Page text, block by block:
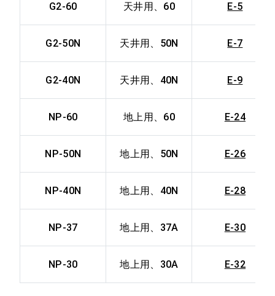
G2-60 天井用、60 E-5
G2-50N 天井用、50N E-7
G2-40N 天井用、40N E-9
NP-60 地上用、60 E-24
NP-50N 地上用、50N E-26
NP-40N 地上用、40N E-28
NP-37 地上用、37A E-30
NP-30 地上用、30A E-32